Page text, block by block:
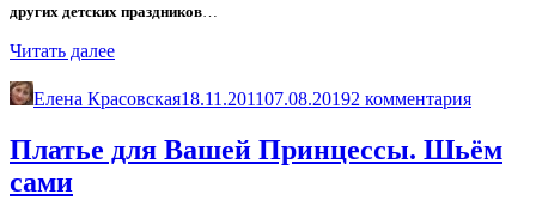
других детских праздников
Читать далее«Карнавальный
своими
руками?
ЛЕГКО!»
Елена Красовская18.11.201107.08.20192 комментария
Платье для Вашей Принцессы. Шьём
сами